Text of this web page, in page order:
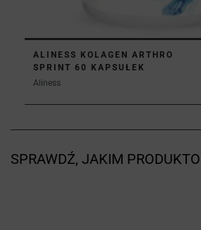
ALINESS KOLAGEN ARTHRO
SPRINT 60 KAPSUŁEK
Aliness
SPRAWDŹ, JAKIM